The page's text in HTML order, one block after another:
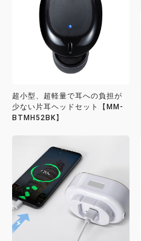
超小型、超軽量で耳への負担が
少ない片耳ヘッドセット【MM-
BTMH52BK】